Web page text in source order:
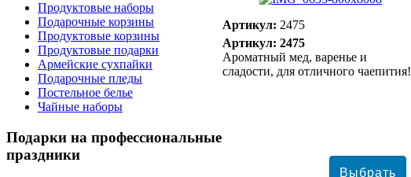
Артикул: 2475
Артикул: 2475
Ароматный мед, варенье и
сладости, для отличного чаепития!
Продуктовые наборы
Подарочные корзины
Продуктовые корзины
Продуктовые подарки
Армейские сухпайки
Подарочные пледы
Постельное белье
Чайные наборы
Подарки на профессиональные
праздники